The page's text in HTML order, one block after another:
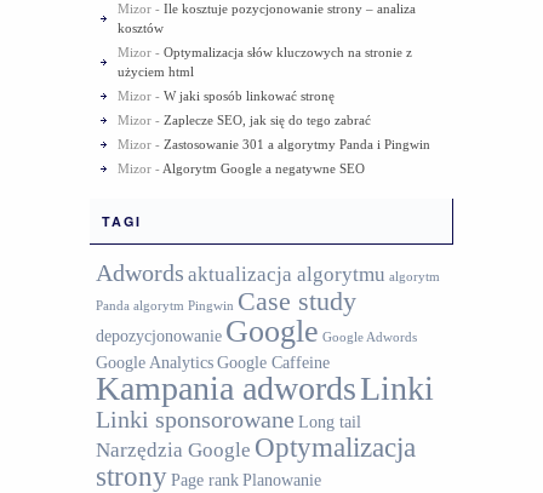
Mizor - Ile kosztuje pozycjonowanie strony – analiza
kosztów
Mizor - Optymalizacja słów kluczowych na stronie z
użyciem html
Mizor - W jaki sposób linkować stronę
Mizor - Zaplecze SEO, jak się do tego zabrać
Mizor - Zastosowanie 301 a algorytmy Panda i Pingwin
Mizor - Algorytm Google a negatywne SEO
TAGI
Adwords aktualizacja algorytmu algorytm
Panda algorytm Pingwin Case study
depozycjonowanie Google Google Adwords
Google AnalyticsGoogle Caffeine
Kampania adwordsLinki
Linki sponsorowane Long tail
Narzędzia Google Optymalizacja
stronyPage rankPlanowanie